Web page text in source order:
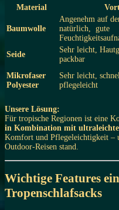
Material
Baumwolle
Angenehm auf
natürlich, gute
Seide
Sehr leicht,
packbar
Mikrofaser
Polyester
Sehr leicht,
pflegeleicht
Unsere Lösung:
Für tropische Regionen ist eine
in Kombination mit
Komfort und Pflegeleichtigkeit –
Outdoor-Reisen stand.
Wichtige Features
Tropenschlafsacks